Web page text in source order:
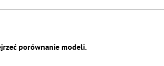
porównanie modeli.